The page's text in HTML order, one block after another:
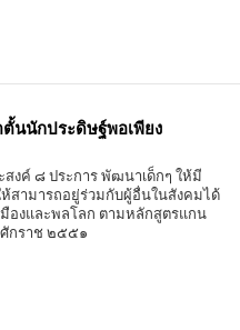
ตั้นนักประดิษฐ์พอเพียง
ค์ ๘ ประการ พัฒนาเด็กๆ ให้มี
สามารถอยู่ร่วมกับผู้อื่นในสังคมได้
องและพลโลก ตามหลักสูตรแกน
กราช ๒๕๕๑